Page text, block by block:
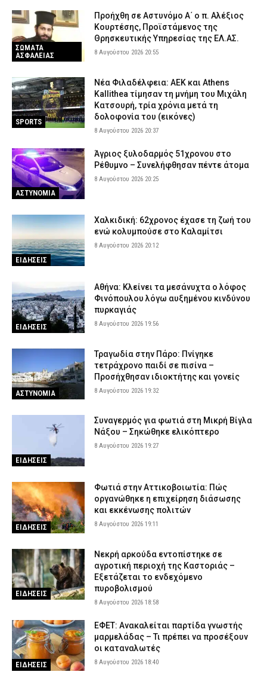
ΣΩΜΑΤΑ
ΑΣΦΑΛΕΙΑΣ
Προήχθη σε Αστυνόμο Α΄ ο π. Αλέξιος
Κουρτέσης, Προϊστάμενος της
Θρησκευτικής Υπηρεσίας της ΕΛ.ΑΣ.
8 Αυγούστου 2026 20:55
SPORTS
Νέα Φιλαδέλφεια: ΑΕΚ και Athens
Kallithea τίμησαν τη μνήμη του Μιχάλη
Κατσουρή, τρία χρόνια μετά τη
δολοφονία του (εικόνες)
8 Αυγούστου 2026 20:37
ΑΣΤΥΝΟΜΙΑ
Άγριος ξυλοδαρμός 51χρονου στο
Ρέθυμνο – Συνελήφθησαν πέντε άτομα
8 Αυγούστου 2026 20:25
ΕΙΔΗΣΕΙΣ
Χαλκιδική: 62χρονος έχασε τη ζωή του
ενώ κολυμπούσε στο Καλαμίτσι
8 Αυγούστου 2026 20:12
ΕΙΔΗΣΕΙΣ
Αθήνα: Κλείνει τα μεσάνυχτα ο λόφος
Φινόπουλου λόγω αυξημένου κινδύνου
πυρκαγιάς
8 Αυγούστου 2026 19:56
ΑΣΤΥΝΟΜΙΑ
Τραγωδία στην Πάρο: Πνίγηκε
τετράχρονο παιδί σε πισίνα –
Προσήχθησαν ιδιοκτήτης και γονείς
8 Αυγούστου 2026 19:32
ΕΙΔΗΣΕΙΣ
Συναγερμός για φωτιά στη Μικρή Βίγλα
Νάξου – Σηκώθηκε ελικόπτερο
8 Αυγούστου 2026 19:27
ΕΙΔΗΣΕΙΣ
Φωτιά στην Αττικοβοιωτία: Πώς
οργανώθηκε η επιχείρηση διάσωσης
και εκκένωσης πολιτών
8 Αυγούστου 2026 19:11
ΕΙΔΗΣΕΙΣ
Νεκρή αρκούδα εντοπίστηκε σε
αγροτική περιοχή της Καστοριάς –
Εξετάζεται το ενδεχόμενο
πυροβολισμού
8 Αυγούστου 2026 18:58
ΕΙΔΗΣΕΙΣ
ΕΦΕΤ: Ανακαλείται παρτίδα γνωστής
μαρμελάδας – Τι πρέπει να προσέξουν
οι καταναλωτές
8 Αυγούστου 2026 18:40